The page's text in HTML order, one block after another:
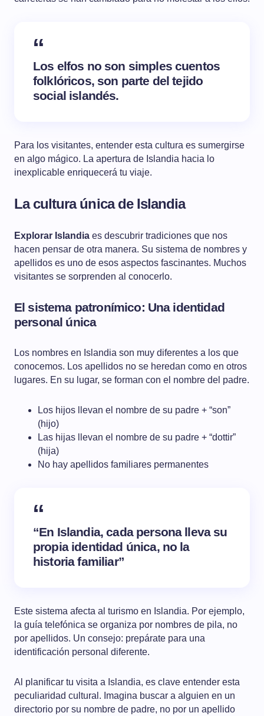
Los elfos no son simples cuentos
folklóricos, son parte del tejido
social islandés.
Para los visitantes, entender esta cultura es sumergirse
en algo mágico. La apertura de Islandia hacia lo
inexplicable enriquecerá tu viaje.
La cultura única de Islandia
Explorar Islandia es descubrir tradiciones que nos
hacen pensar de otra manera. Su sistema de nombres y
apellidos es uno de esos aspectos fascinantes. Muchos
visitantes se sorprenden al conocerlo.
El sistema patronímico: Una identidad
personal única
Los nombres en Islandia son muy diferentes a los que
conocemos. Los apellidos no se heredan como en otros
lugares. En su lugar, se forman con el nombre del padre.
Los hijos llevan el nombre de su padre + “son”
(hijo)
Las hijas llevan el nombre de su padre + “dottir”
(hija)
No hay apellidos familiares permanentes
“En Islandia, cada persona lleva su
propia identidad única, no la
historia familiar”
Este sistema afecta al turismo en Islandia. Por ejemplo,
la guía telefónica se organiza por nombres de pila, no
por apellidos. Un consejo: prepárate para una
identificación personal diferente.
Al planificar tu visita a Islandia, es clave entender esta
peculiaridad cultural. Imagina buscar a alguien en un
directorio por su nombre de padre, no por un apellido